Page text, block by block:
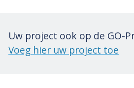
Uw project ook op de GO-
Voeg hier uw project toe